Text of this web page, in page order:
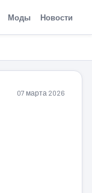
Моды Новости
07 марта 2026